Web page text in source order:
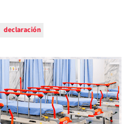
declaración